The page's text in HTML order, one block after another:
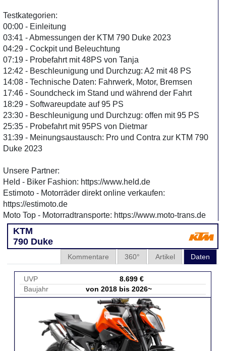
Testkategorien:
00:00 - Einleitung
03:41 - Abmessungen der KTM 790 Duke 2023
04:29 - Cockpit und Beleuchtung
07:19 - Probefahrt mit 48PS von Tanja
12:42 - Beschleunigung und Durchzug: A2 mit 48 PS
14:08 - Technische Daten: Fahrwerk, Motor, Bremsen
17:46 - Soundcheck im Stand und während der Fahrt
18:29 - Softwareupdate auf 95 PS
23:30 - Beschleunigung und Durchzug: offen mit 95 PS
25:35 - Probefahrt mit 95PS von Dietmar
31:39 - Meinungsaustausch: Pro und Contra zur KTM 790
Duke 2023
Unsere Partner:
Held - Biker Fashion: https://www.held.de
Estimoto - Motorräder direkt online verkaufen:
https://estimoto.de
Moto Top - Motorradtransporte: https://www.moto-trans.de
KTM
790 Duke
Daten
Artikel
360°
Kommentare
UVP
8.699 €
Baujahr
von 2018 bis 2026~